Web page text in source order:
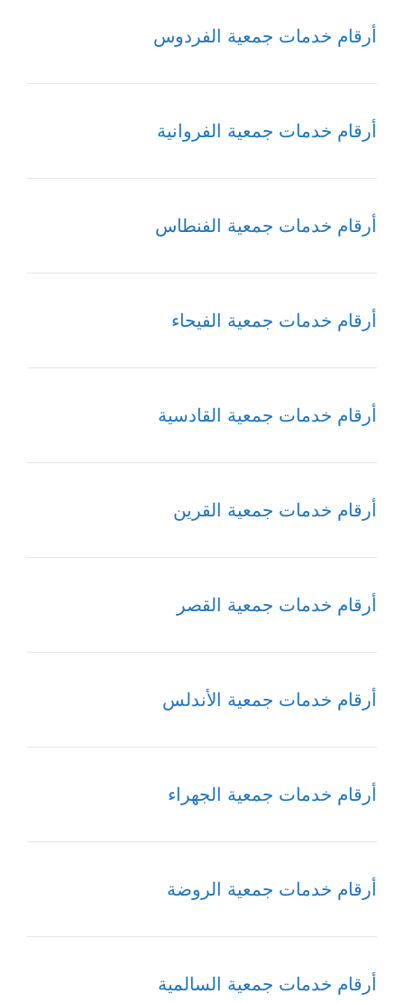
أرقام خدمات جمعية الفردوس
أرقام خدمات جمعية الفروانية
أرقام خدمات جمعية الفنطاس
أرقام خدمات جمعية الفيحاء
أرقام خدمات جمعية القادسية
أرقام خدمات جمعية القرين
أرقام خدمات جمعية القصر
أرقام خدمات جمعية الأندلس
أرقام خدمات جمعية الجهراء
أرقام خدمات جمعية الروضة
أرقام خدمات جمعية السالمية